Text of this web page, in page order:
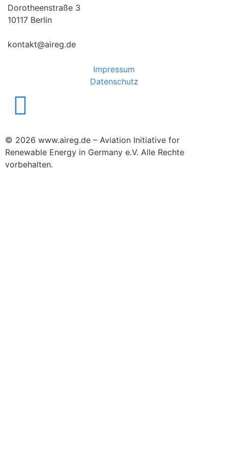
Dorotheenstraße 3
10117 Berlin
kontakt@aireg.de
Impressum
Datenschutz
© 2026 www.aireg.de – Aviation Initiative for
Renewable Energy in Germany e.V. Alle Rechte
vorbehalten.